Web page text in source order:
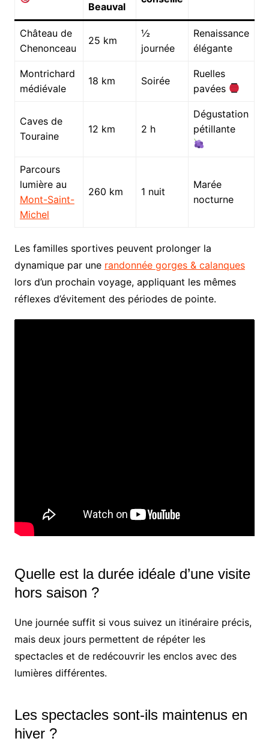
Beauval
Château de
Chenonceau
25 km
½
journée
Renaissance
élégante
Montrichard
médiévale
18 km Soirée
Ruelles
pavées
Caves de
Touraine
12 km 2 h
Dégustation
pétillante
Parcours
lumière au
Mont-Saint-
Michel
260 km 1 nuit
Marée
nocturne
Les familles sportives peuvent prolonger la
dynamique par une randonnée gorges & calanques
lors d’un prochain voyage, appliquant les mêmes
réflexes d’évitement des périodes de pointe.
Quelle est la durée idéale d’une visite
hors saison ?
Une journée suffit si vous suivez un itinéraire précis,
mais deux jours permettent de répéter les
spectacles et de redécouvrir les enclos avec des
lumières différentes.
Les spectacles sont-ils maintenus en
hiver ?